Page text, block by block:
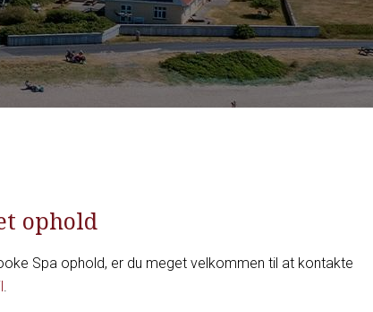
ophold
Spa ophold, er du meget velkommen til at kontakte
.